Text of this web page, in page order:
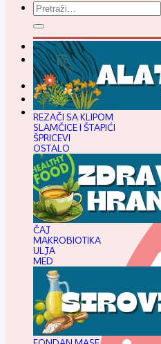
Pretraga
za:
Pratim
REZAČI SA KLIPOM
SLAMČICE I ŠTAPIĆI
ŠPRICEVI
OSTALO
ČAJ
MAKROBIOTIKA
ULJA
MED